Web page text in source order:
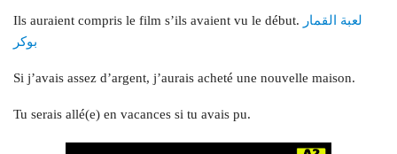
Ils auraient compris le film s’ils avaient vu le début. لعبة القمار
بوكر
Si j’avais assez d’argent, j’aurais acheté une nouvelle maison.
Tu serais allé(e) en vacances si tu avais pu.